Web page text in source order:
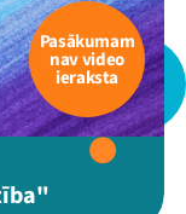
Pasākumam
nav video
ieraksta